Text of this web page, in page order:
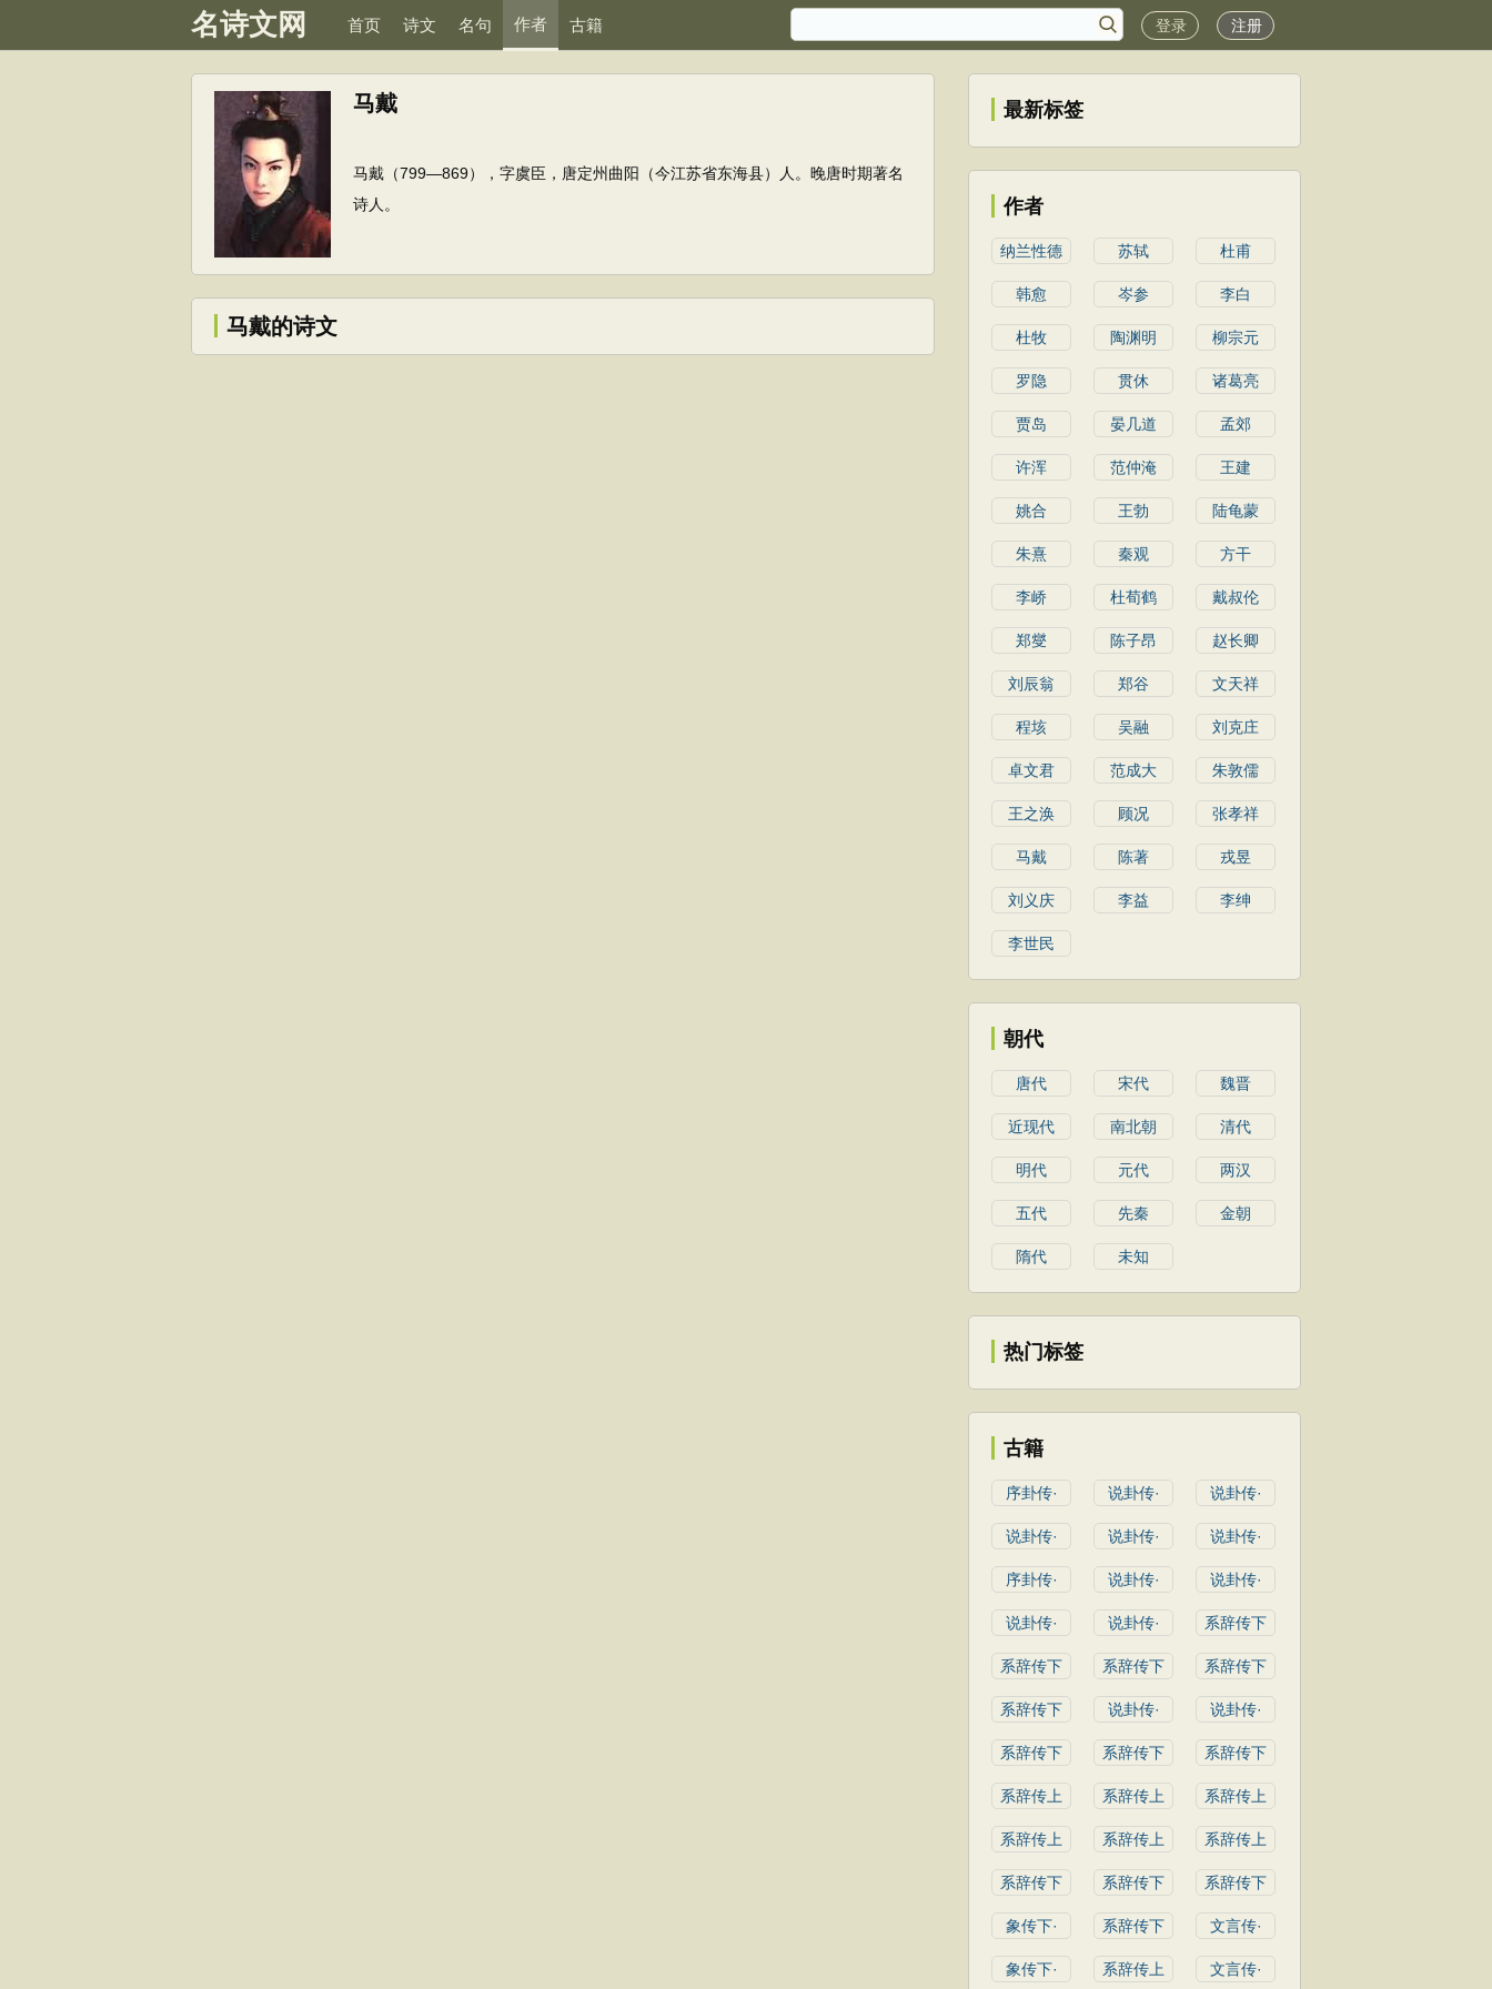
名诗文网 首页 诗文 名句 作者 古籍 登录 注册
马戴
马戴（799—869），字虞臣，唐定州曲阳（今江苏省东海县）人。晚唐时期著名
诗人。
马戴的诗文
最新标签
作者
纳兰性德 苏轼 杜甫
韩愈 岑参 李白
杜牧 陶渊明 柳宗元
罗隐 贯休 诸葛亮
贾岛 晏几道 孟郊
许浑 范仲淹 王建
姚合 王勃 陆龟蒙
朱熹 秦观 方干
李峤 杜荀鹤 戴叔伦
郑燮 陈子昂 赵长卿
刘辰翁 郑谷 文天祥
程垓 吴融 刘克庄
卓文君 范成大 朱敦儒
王之涣 顾况 张孝祥
马戴 陈著 戎昱
刘义庆 李益 李绅
李世民
朝代
唐代 宋代 魏晋
近现代 南北朝 清代
明代 元代 两汉
五代 先秦 金朝
隋代 未知
热门标签
古籍
序卦传· 说卦传· 说卦传·
说卦传· 说卦传· 说卦传·
序卦传· 说卦传· 说卦传·
说卦传· 说卦传· 系辞传下
系辞传下 系辞传下 系辞传下
系辞传下 说卦传· 说卦传·
系辞传下 系辞传下 系辞传下
系辞传上 系辞传上 系辞传上
系辞传上 系辞传上 系辞传上
系辞传下 系辞传下 系辞传下
象传下· 系辞传下 文言传·
象传下· 系辞传上 文言传·